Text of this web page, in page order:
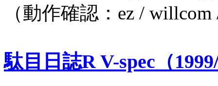
（動作確認：ez /
駄目日誌R V-spec（